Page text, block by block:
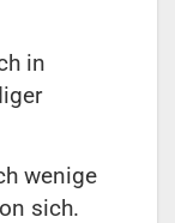
in
wenige
sich.